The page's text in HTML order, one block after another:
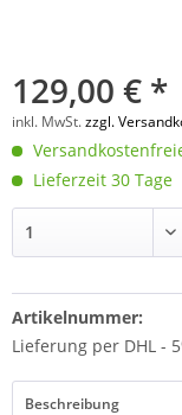
129,00 € *
inkl. MwSt.zzgl.
Lieferzeit 30 Tage
Artikelnummer:
Lieferung per DHL -
Beschreibung